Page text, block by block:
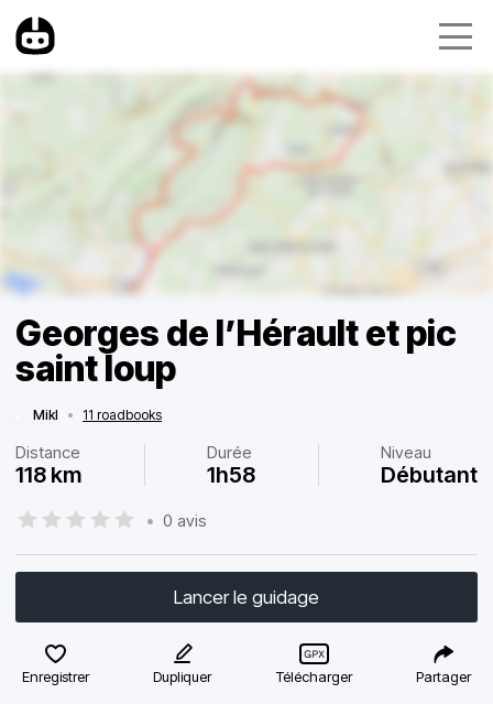
Georges de l’Hérault et pic
saint loup
Mikl • 11 roadbooks
Distance
118 km
Durée
1h58
Niveau
Débutant
• 0 avis
Lancer le guidage
Enregistrer Dupliquer Télécharger Partager